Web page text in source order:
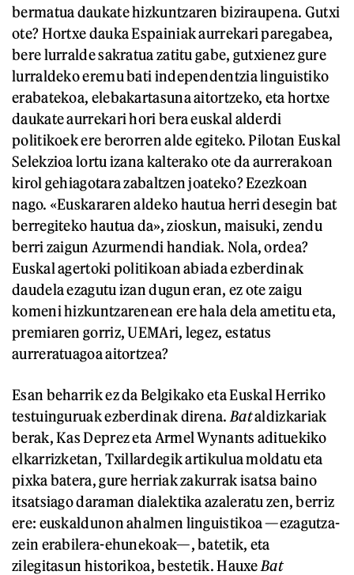
bermatua daukate hizkuntzaren biziraupena. Gutxi
ote? Hortxe dauka Espainiak aurrekari paregabea,
bere lurralde sakratua zatitu gabe, gutxienez gure
lurraldeko eremu bati independentzia linguistiko
erabatekoa, elebakartasuna aitortzeko, eta hortxe
daukate aurrekari hori bera euskal alderdi
politikoek ere berorren alde egiteko. Pilotan Euskal
Selekzioa lortu izana kalterako ote da aurrerakoan
kirol gehiagotara zabaltzen joateko? Ezezkoan
nago. «Euskararen aldeko hautua herri desegin bat
berregiteko hautua da», zioskun, maisuki, zendu
berri zaigun Azurmendi handiak. Nola, ordea?
Euskal agertoki politikoan abiada ezberdinak
daudela ezagutu izan dugun eran, ez ote zaigu
komeni hizkuntzarenean ere hala dela ametitu eta,
premiaren gorriz, UEMAri, legez, estatus
aurreratuagoa aitortzea?
Esan beharrik ez da Belgikako eta Euskal Herriko
testuinguruak ezberdinak direna. Bataldizkariak
berak, Kas Deprez eta Armel Wynants adituekiko
elkarrizketan, Txillardegik artikulua moldatu eta
pixka batera, gure herriak zakurrak isatsa baino
itsatsiago daraman dialektika azaleratu zen, berriz
ere: euskaldunon ahalmen linguistikoa —ezagutza-
zein erabilera-ehunekoak—, batetik, eta
zilegitasun historikoa, bestetik. Hauxe Bat